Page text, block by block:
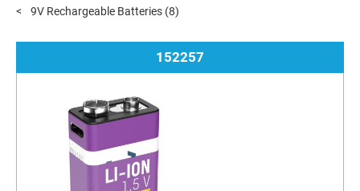
9V Rechargeable Batteries (8)
152257